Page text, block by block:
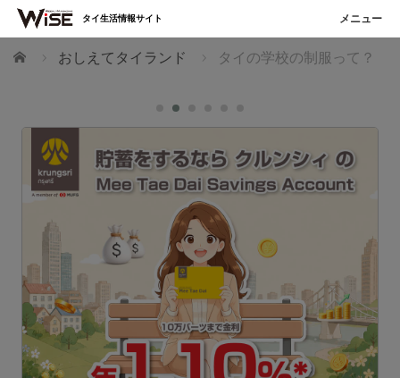
ホーム おしえてタイランド タイの学校の制服って？
タイ生活情報サイト